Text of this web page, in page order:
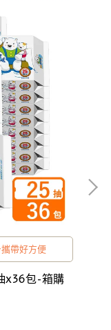
帶好方便
x36包-箱購